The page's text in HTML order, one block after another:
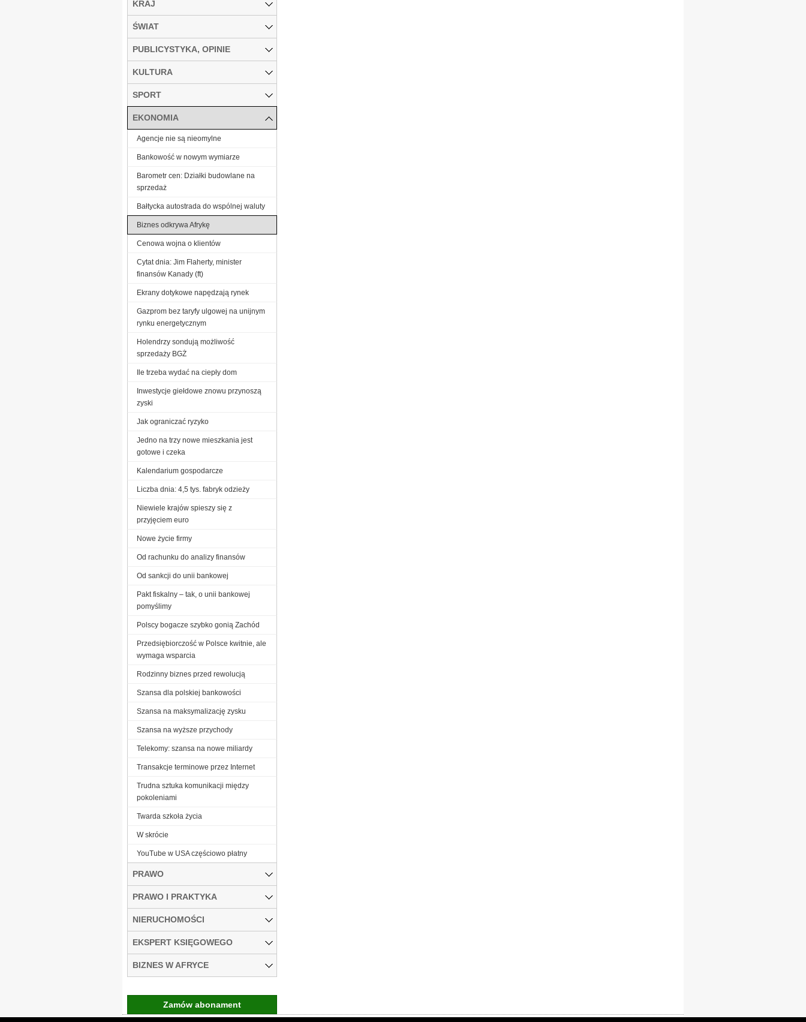
KRAJ
ŚWIAT
PUBLICYSTYKA, OPINIE
KULTURA
SPORT
EKONOMIA
Agencje nie są nieomylne
Bankowość w nowym wymiarze
Barometr cen: Działki budowlane na
sprzedaż
Bałtycka autostrada do wspólnej waluty
Biznes odkrywa Afrykę
Cenowa wojna o klientów
Cytat dnia: Jim Flaherty, minister
finansów Kanady (ft)
Ekrany dotykowe napędzają rynek
Gazprom bez taryfy ulgowej na unijnym
rynku energetycznym
Holendrzy sondują możliwość
sprzedaży BGŻ
Ile trzeba wydać na ciepły dom
Inwestycje giełdowe znowu przynoszą
zyski
Jak ograniczać ryzyko
Jedno na trzy nowe mieszkania jest
gotowe i czeka
Kalendarium gospodarcze
Liczba dnia: 4,5 tys. fabryk odzieży
Niewiele krajów spieszy się z
przyjęciem euro
Nowe życie firmy
Od rachunku do analizy finansów
Od sankcji do unii bankowej
Pakt fiskalny – tak, o unii bankowej
pomyślimy
Polscy bogacze szybko gonią Zachód
Przedsiębiorczość w Polsce kwitnie, ale
wymaga wsparcia
Rodzinny biznes przed rewolucją
Szansa dla polskiej bankowości
Szansa na maksymalizację zysku
Szansa na wyższe przychody
Telekomy: szansa na nowe miliardy
Transakcje terminowe przez Internet
Trudna sztuka komunikacji między
pokoleniami
Twarda szkoła życia
W skrócie
YouTube w USA częściowo płatny
PRAWO
PRAWO I PRAKTYKA
NIERUCHOMOŚCI
EKSPERT KSIĘGOWEGO
BIZNES W AFRYCE
Zamów abonament